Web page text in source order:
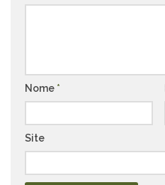
Nome *
Site